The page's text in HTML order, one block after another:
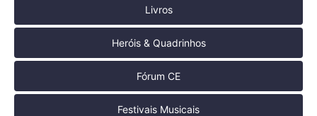
Livros
Heróis & Quadrinhos
Fórum CE
Festivais Musicais